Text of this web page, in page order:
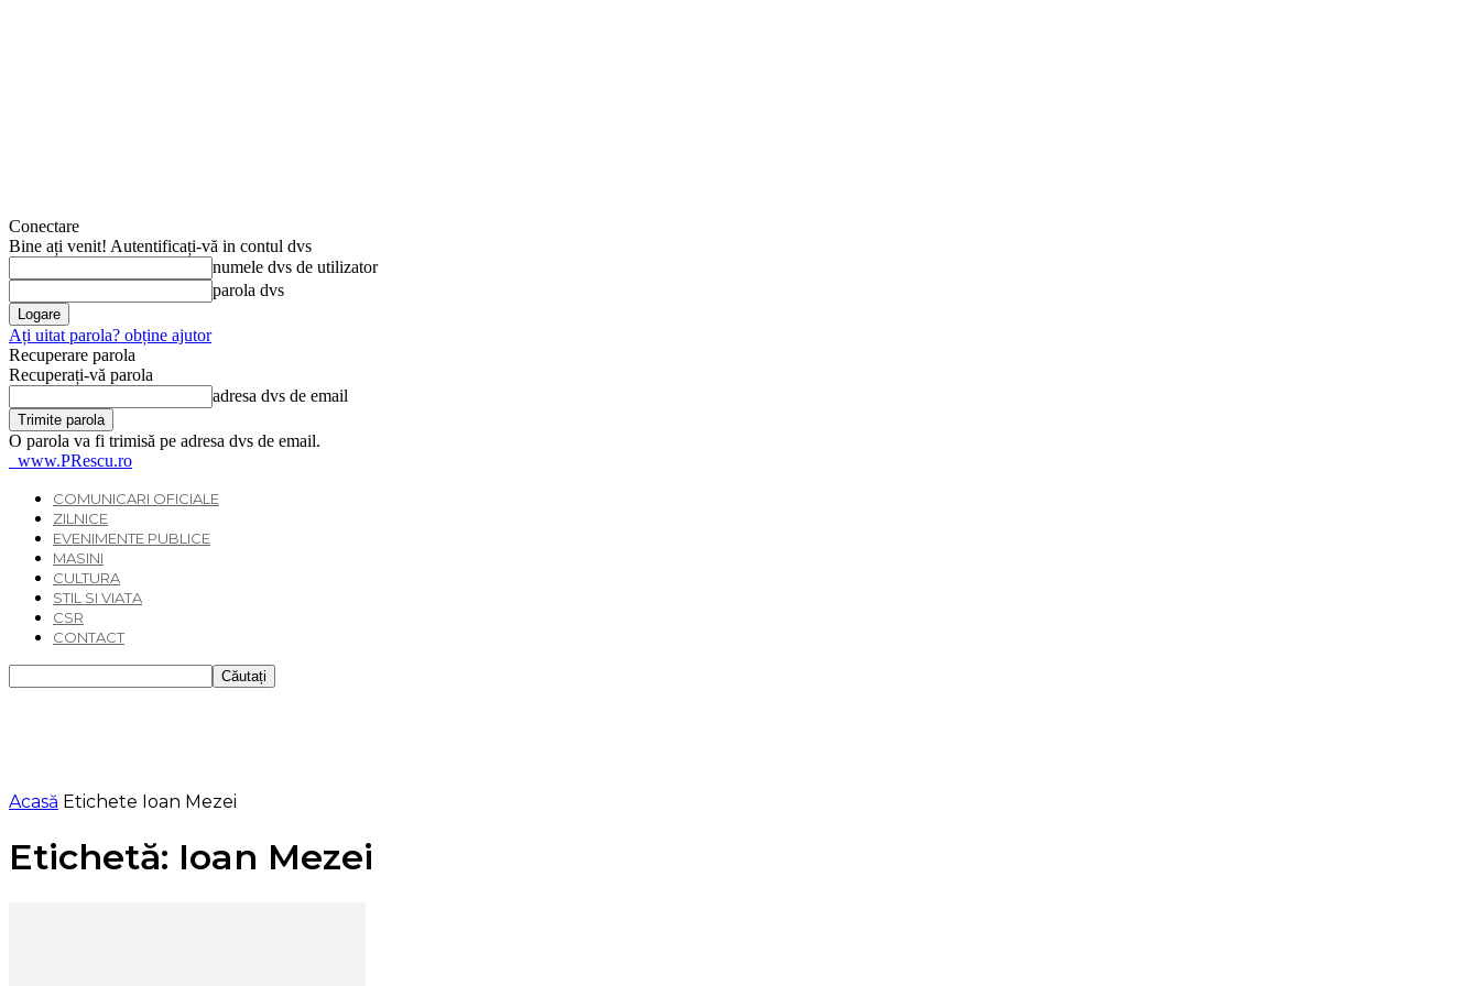
Conectare
Bine ați venit! Autentificați-vă in contul dvs
numele dvs de utilizator
parola dvs
Ați uitat parola? obține ajutor
Recuperare parola
Recuperați-vă parola
adresa dvs de email
O parola va fi trimisă pe adresa dvs de email.
www.PRescu.ro
COMUNICARI OFICIALE
ZILNICE
EVENIMENTE PUBLICE
MASINI
CULTURA
STIL SI VIATA
CSR
CONTACT
Acasă Etichete Ioan Mezei
Etichetă: Ioan Mezei